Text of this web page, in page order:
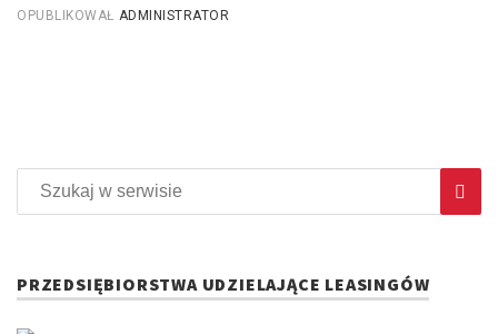
OPUBLIKOWAŁ ADMINISTRATOR
PRZEDSIĘBIORSTWA UDZIELAJĄCE LEASINGÓW